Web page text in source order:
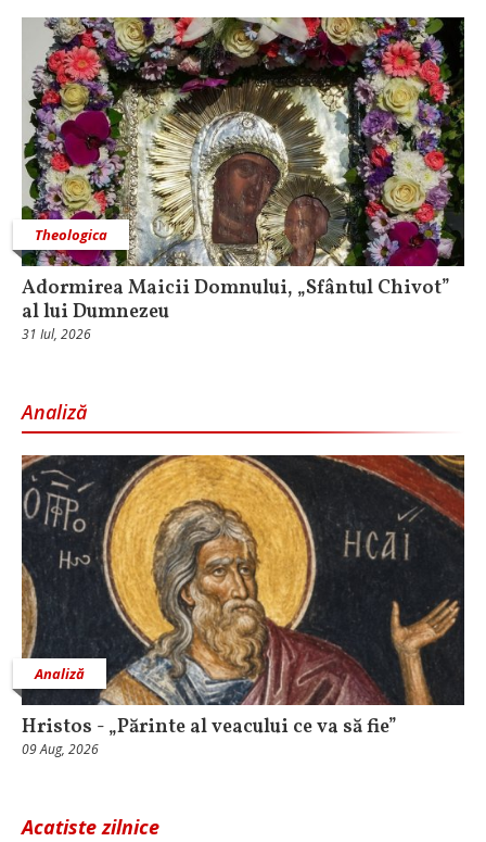
Theologica
Adormirea Maicii Domnului, „Sfântul Chivot”
al lui Dumnezeu
31 Iul, 2026
Analiză
Analiză
Hristos - „Părinte al veacului ce va să fie”
09 Aug, 2026
Acatiste zilnice